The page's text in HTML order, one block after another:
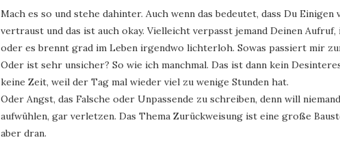
Mach es so und stehe dahinter. Auch wenn das bedeutet, dass Du
vertraust und das ist auch okay. Vielleicht verpasst jemand Deinen
oder es brennt grad im Leben irgendwo lichterloh. Sowas passiert mir
Oder ist sehr unsicher? So wie ich manchmal. Das ist dann kein
keine Zeit, weil der Tag mal wieder viel zu wenige Stunden hat.
Oder Angst, das Falsche oder Unpassende zu schreiben, denn will
aufwühlen, gar verletzen. Das Thema Zurückweisung ist eine große
aber dran.